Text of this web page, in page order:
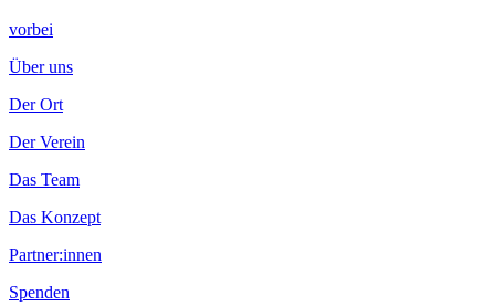
vorbei
Über uns
Der Ort
Der Verein
Das Team
Das Konzept
Partner:innen
Spenden